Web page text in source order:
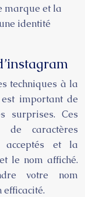
marque et la
identité
techniques à la
est important de
surprises. Ces
de caractères
acceptés et la
le nom affiché.
votre nom